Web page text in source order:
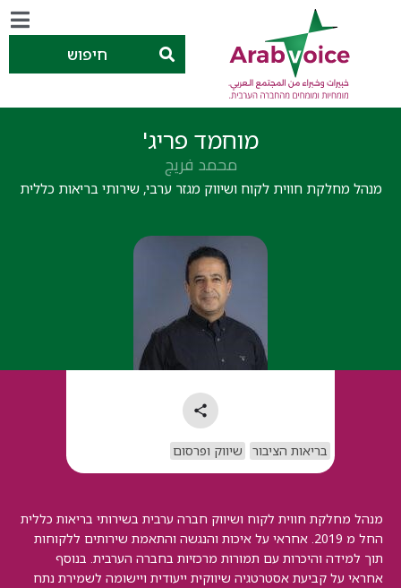
חיפוש
מוחמד פריג'
محمد فريج
מנהל מחלקת חווית לקוח ושיווק מגזר ערבי, שירותי בריאות כללית
מנהל מחלקת חווית לקוח ושיווק חברה ערבית בשירותי בריאות כללית
החל מ 2019. אחראי על איכות והנגשה והתאמת שירותים ללקוחות
תוך למידה והיכרות עם תמורות מרכזיות בחברה הערבית. בנוסף
אחראי על קביעת אסטרטגיה שיווקית ייעודית ויישומה לשמירת נתח
בריאות הציבור שיווק ופרסום